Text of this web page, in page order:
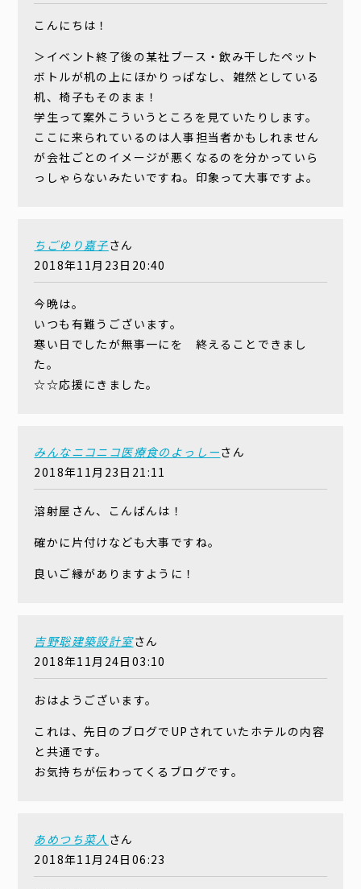
こんにちは！
＞イベント終了後の某社ブース・飲み干したペット
ボトルが机の上にほかりっぱなし、雑然としている
机、椅子もそのまま！
学生って案外こういうところを見ていたりします。
ここに来られているのは人事担当者かもしれません
が会社ごとのイメージが悪くなるのを分かっていら
っしゃらないみたいですね。印象って大事ですよ。
ちごゆり嘉子さん
2018年11月23日20:40
今晩は。
いつも有難うございます。
寒い日でしたが無事一にを 終えることできまし
た。
☆☆応援にきました。
みんなニコニコ医療食のよっしーさん
2018年11月23日21:11
溶射屋さん、こんばんは！
確かに片付けなども大事ですね。
良いご縁がありますように！
吉野聡建築設計室さん
2018年11月24日03:10
おはようございます。
これは、先日のブログでUPされていたホテルの内容
と共通です。
お気持ちが伝わってくるブログです。
あめつち菜人 さん
2018年11月24日06:23